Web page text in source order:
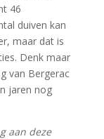
46
duiven kan
maar dat is
Denk maar
van Bergerac
jaren nog
aan deze